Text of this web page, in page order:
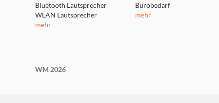
Bluetooth Lautsprecher
WLAN Lautsprecher
mehr
Bürobedarf
mehr
WM 2026